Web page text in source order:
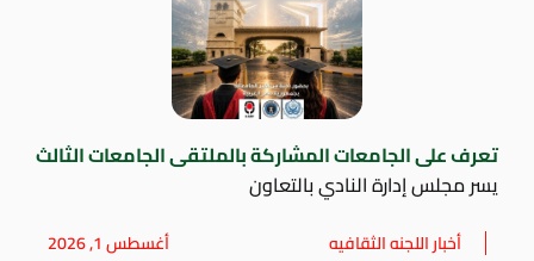
تعرف على الجامعات المشاركة بالملتقى الجامعات الثالث
يسر مجلس إدارة النادي بالتعاون
أخبار اللجنه الثقافيه أغسطس 1, 2026